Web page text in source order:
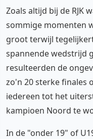
Zoals altijd bij de RJK
sommige momenten
groot terwijl
spannende wedstrijd
resulteerden de
zo'n 20 sterke finales
iedereen tot het
kampioen Noord te
In de "onder 19" of